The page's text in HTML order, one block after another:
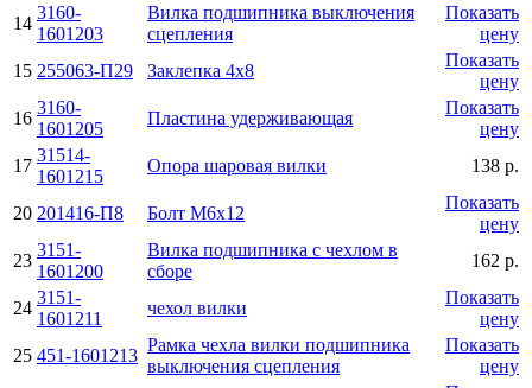
14
3160-
1601203
Вилка подшипника выключения
сцепления
Показать
цену
15 255063-П29 Заклепка 4х8
Показать
цену
16
3160-
1601205
Пластина удерживающая
Показать
цену
17
31514-
1601215
Опора шаровая вилки 138 р.
20 201416-П8 Болт М6х12
Показать
цену
23
3151-
1601200
Вилка подшипника с чехлом в
сборе
162 р.
24
3151-
1601211
чехол вилки
Показать
цену
25 451-1601213
Рамка чехла вилки подшипника
выключения сцепления
Показать
цену